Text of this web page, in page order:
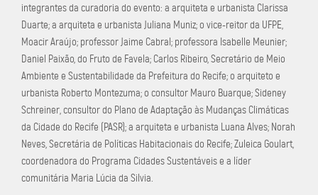
integrantes da curadoria do evento: a arquiteta e urbanista Clarissa
Duarte; a arquiteta e urbanista Juliana Muniz; o vice-reitor da UFPE,
Moacir Araújo; professor Jaime Cabral; professora Isabelle Meunier;
Daniel Paixão, do Fruto de Favela; Carlos Ribeiro, Secretário de Meio
Ambiente e Sustentabilidade da Prefeitura do Recife; o arquiteto e
urbanista Roberto Montezuma; o consultor Mauro Buarque; Sideney
Schreiner, consultor do Plano de Adaptação às Mudanças Climáticas
da Cidade do Recife (PASR); a arquiteta e urbanista Luana Alves; Norah
Neves, Secretária de Políticas Habitacionais do Recife; Zuleica Goulart,
coordenadora do Programa Cidades Sustentáveis e a líder
comunitária Maria Lúcia da Silvia.